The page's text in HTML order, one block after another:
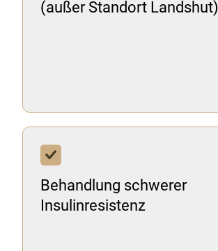
(außer Standort Landshut)
Behandlung schwerer
Insulinresistenz